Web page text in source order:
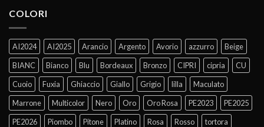
COLORI
AI2024 AI2025 Arancio Argento Avorio azzurro
Beige
BIANC
Bianco Blu Bordeaux Bronzo CIPRI cipria
CU
Cuoio
Fuxia Ghiaccio Giallo Grigio lilla
Maculato
Marrone
Multicolor Nero Oro Oro Rosa PE2023
PE2025
PE2026
Piombo Pitone Platino Rosa Rosso
tortora